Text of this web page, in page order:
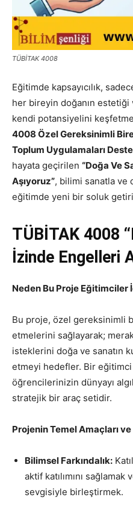
TÜBİTAK 4008
Eğitimde kapsayıcılık,
her bireyin doğanın estetiği
kendi potansiyelini
4008 Özel Gereksinimli
Toplum Uygulamaları
hayata geçirilen “Doğa Ve
Aşıyoruz”, bilimi sanatla ve
eğitimde yeni bir soluk
TÜBİTAK 4008
İzinde Engelleri
Neden Bu Proje Eğitimciler
Bu proje, özel gereksinimli
etmelerini sağlayarak;
isteklerini doğa ve sanatın
etmeyi hedefler. Bir
öğrencilerinizin dünyayı
stratejik bir araç setidir.
Projenin Temel Amaçları ve
Bilimsel Farkındalık:
aktif katılımını
sevgisiyle birleştirmek.